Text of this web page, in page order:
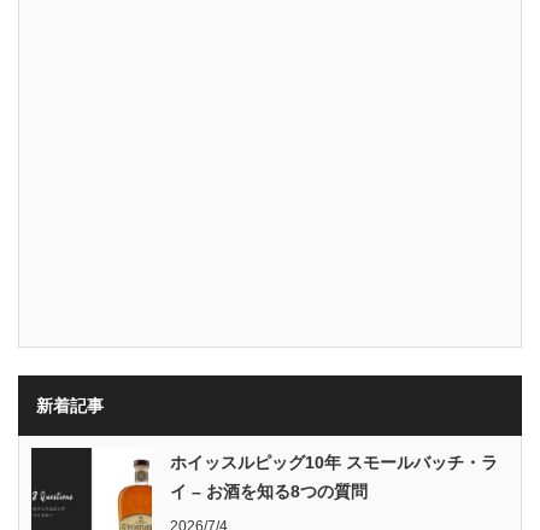
新着記事
ホイッスルピッグ10年 スモールバッチ・ラ
イ – お酒を知る8つの質問
2026/7/4